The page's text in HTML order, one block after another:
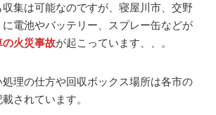
集は可能なのですが、寝屋川市、交野
電池やバッテリー、スプレー缶などが
火災事故が起こっています、、。
理の仕方や回収ボックス場所は各市の
されています。